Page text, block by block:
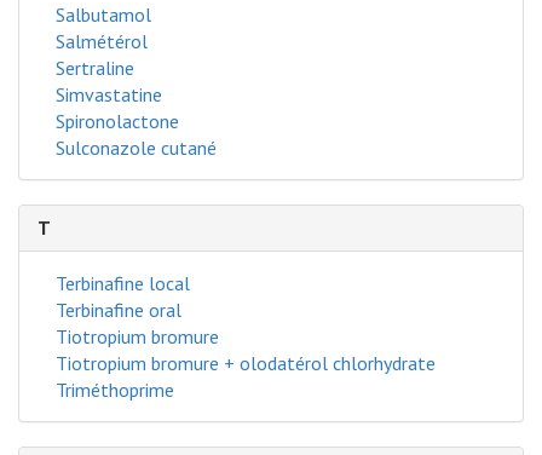
Salbutamol
Salmétérol
Sertraline
Simvastatine
Spironolactone
Sulconazole cutané
T
Terbinafine local
Terbinafine oral
Tiotropium bromure
Tiotropium bromure + olodatérol chlorhydrate
Triméthoprime